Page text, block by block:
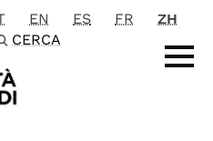
principale
EN ES FR
ZH
CERCA